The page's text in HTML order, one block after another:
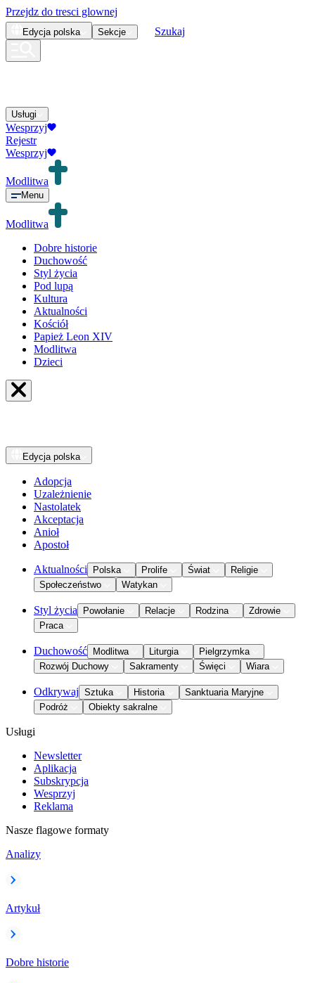
Przejdz do tresci glownej
Edycja polska Sekcje Szukaj
Usługi
Wesprzyj
Rejestr
Wesprzyj
Modlitwa
Menu
Modlitwa
Dobre historie
Duchowość
Styl życia
Pod lupą
Kultura
Aktualności
Kościół
Papież Leon XIV
Modlitwa
Dzieci
Edycja polska
Adopcja
Uzależnienie
Nastolatek
Akceptacja
Anioł
Apostoł
Aktualności Polska Prolife Świat
Religie
Społeczeństwo
Watykan
Styl życia Powołanie Relacje Rodzina
Zdrowie
Praca
Duchowość Modlitwa Liturgia
Pielgrzymka
Rozwój Duchowy
Sakramenty Święci Wiara
Odkrywaj Sztuka Historia
Sanktuaria Maryjne
Podróż
Obiekty sakralne
Usługi
Newsletter
Aplikacja
Subskrypcja
Wesprzyj
Reklama
Nasze flagowe formaty
Analizy
Artykuł
Dobre historie